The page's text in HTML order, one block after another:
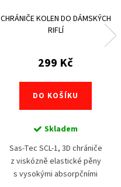
CHRÁNIČE KOLEN DO DÁMSKÝCH
RIFLÍ
299 Kč
DO KOŠÍKU
Skladem
Sas-Tec SCL-1, 3D chrániče
z viskózně elastické pěny
s vysokými absorpčními